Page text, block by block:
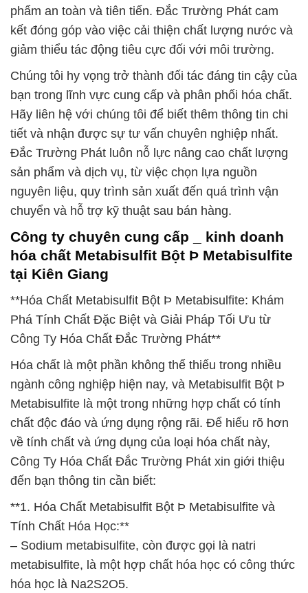
phẩm an toàn và tiên tiến. Đắc Trường Phát cam
kết đóng góp vào việc cải thiện chất lượng nước và
giảm thiểu tác động tiêu cực đối với môi trường.
Chúng tôi hy vọng trở thành đối tác đáng tin cậy của
bạn trong lĩnh vực cung cấp và phân phối hóa chất.
Hãy liên hệ với chúng tôi để biết thêm thông tin chi
tiết và nhận được sự tư vấn chuyên nghiệp nhất.
Đắc Trường Phát luôn nỗ lực nâng cao chất lượng
sản phẩm và dịch vụ, từ việc chọn lựa nguồn
nguyên liệu, quy trình sản xuất đến quá trình vận
chuyển và hỗ trợ kỹ thuật sau bán hàng.
Công ty chuyên cung cấp _ kinh doanh
hóa chất Metabisulfit Bột Þ Metabisulfite
tại Kiên Giang
**Hóa Chất Metabisulfit Bột Þ Metabisulfite: Khám
Phá Tính Chất Đặc Biệt và Giải Pháp Tối Ưu từ
Công Ty Hóa Chất Đắc Trường Phát**
Hóa chất là một phần không thể thiếu trong nhiều
ngành công nghiệp hiện nay, và Metabisulfit Bột Þ
Metabisulfite là một trong những hợp chất có tính
chất độc đáo và ứng dụng rộng rãi. Để hiểu rõ hơn
về tính chất và ứng dụng của loại hóa chất này,
Công Ty Hóa Chất Đắc Trường Phát xin giới thiệu
đến bạn thông tin cần biết:
**1. Hóa Chất Metabisulfit Bột Þ Metabisulfite và
Tính Chất Hóa Học:**
– Sodium metabisulfite, còn được gọi là natri
metabisulfite, là một hợp chất hóa học có công thức
hóa học là Na2S2O5.